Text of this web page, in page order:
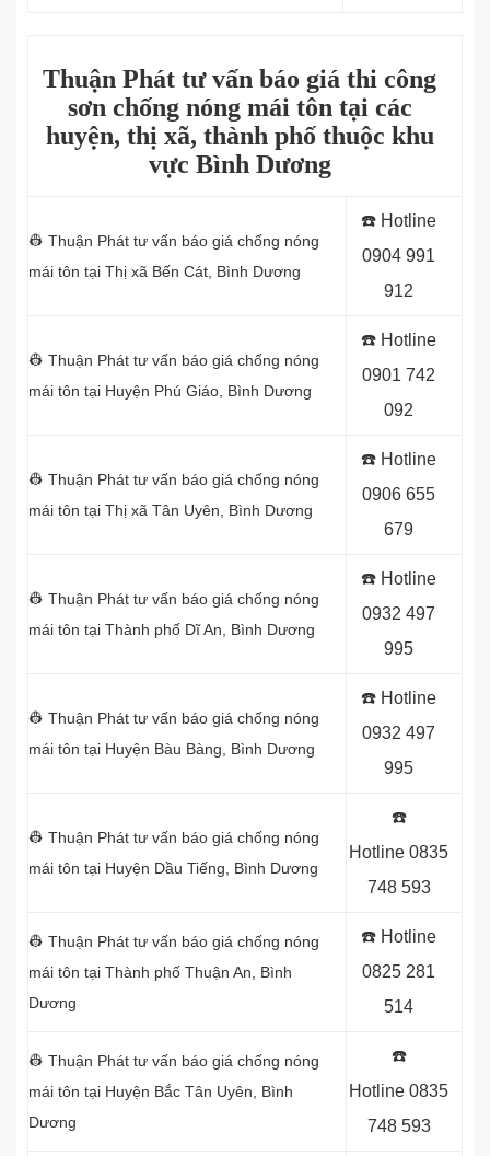
Thuận Phát tư vấn báo giá thi công
sơn chống nóng mái tôn tại các
huyện, thị xã, thành phố thuộc khu
vực Bình Dương
👷 Thuận Phát tư vấn báo giá chống nóng
mái tôn tại Thị xã Bến Cát, Bình Dương
☎️ Hotline
0904 991
912
👷 Thuận Phát tư vấn báo giá chống nóng
mái tôn tại Huyện Phú Giáo, Bình Dương
☎️ Hotline
0901 742
092
👷 Thuận Phát tư vấn báo giá chống nóng
mái tôn tại Thị xã Tân Uyên, Bình Dương
☎️ Hotline
0906 655
679
👷 Thuận Phát tư vấn báo giá chống nóng
mái tôn tại Thành phố Dĩ An, Bình Dương
☎️ Hotline
0932 497
995
👷 Thuận Phát tư vấn báo giá chống nóng
mái tôn tại Huyện Bàu Bàng, Bình Dương
☎️ Hotline
0932 497
995
👷 Thuận Phát tư vấn báo giá chống nóng
mái tôn tại Huyện Dầu Tiếng, Bình Dương
☎️
Hotline 0835
748 593
👷 Thuận Phát tư vấn báo giá chống nóng
mái tôn tại Thành phố Thuận An, Bình
Dương
☎️ Hotline
0825 281
514
👷 Thuận Phát tư vấn báo giá chống nóng
mái tôn tại Huyện Bắc Tân Uyên, Bình
Dương
☎️
Hotline 0835
748 593